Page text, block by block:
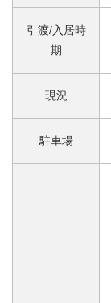
引渡/入居時
期
現況
駐車場